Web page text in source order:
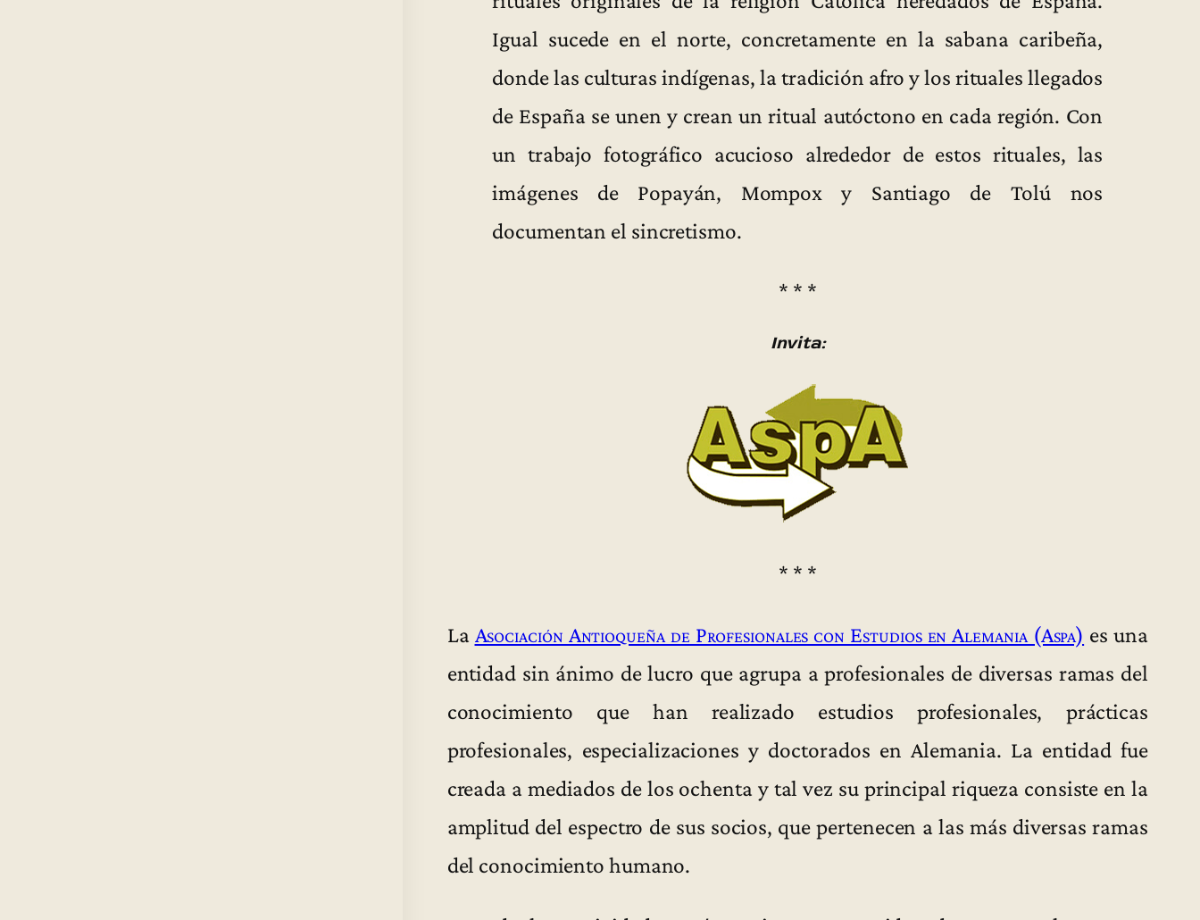
Igual sucede en el norte, concretamente en la sabana caribeña,
donde las culturas indígenas, la tradición afro y los rituales llegados
de España se unen y crean un ritual autóctono en cada región. Con
un trabajo fotográfico acucioso alrededor de estos rituales, las
imágenes de Popayán, Mompox y Santiago de Tolú nos
documentan el sincretismo.
* * *
Invita:
* * *
La Asociación Antioqueña de Profesionales con Estudios en Alemania (Aspa) es una
entidad sin ánimo de lucro que agrupa a profesionales de diversas ramas del
conocimiento que han realizado estudios profesionales, prácticas
profesionales, especializaciones y doctorados en Alemania. La entidad fue
creada a mediados de los ochenta y tal vez su principal riqueza consiste en la
amplitud del espectro de sus socios, que pertenecen a las más diversas ramas
del conocimiento humano.